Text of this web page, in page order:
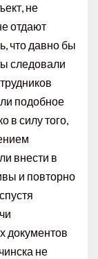
не
отдают
что давно бы
следовали
подобное
в силу того,
внести в
и повторно
документов
не